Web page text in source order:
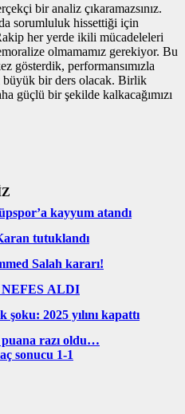
bir analiz çıkaramazsınız.
sorumluluk hissettiği için
her yerde ikili mücadeleleri
olmamamız gerekiyor. Bu
gösterdik, performansımızla
bir ders olacak. Birlik
güçlü bir şekilde kalkacağımızı
kayyum atandı
tutuklandı
Salah kararı!
ALDI
şoku: 2025 yılını kapattı
puana razı oldu…
sonucu 1-1